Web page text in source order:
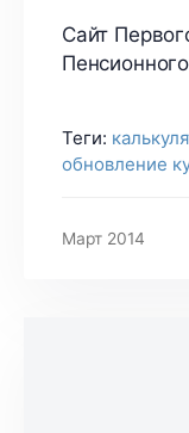
Сайт
Теги:
обновление
Март 2014